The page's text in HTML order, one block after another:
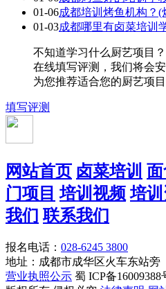
01-06成都培训烤鱼机构？
01-03成都哪里有卤菜培训
不知道学习什么厨艺项目？
在线填写评测，我们将会
为您推荐适合您的厨艺项目
填写评测
网站首页 卤菜培训 面
门项目 培训视频 培
我们 联系我们
报名电话： 028-6245 3800
地址：成都市成华区火车东站旁
营业执照公示 蜀 ICP备16009388